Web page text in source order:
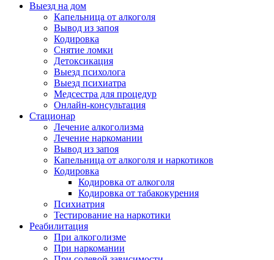
Выезд на дом
Капельница от алкоголя
Вывод из запоя
Кодировка
Снятие ломки
Детоксикация
Выезд психолога
Выезд психиатра
Медсестра для процедур
Онлайн-консультация
Стационар
Лечение алкоголизма
Лечение наркомании
Вывод из запоя
Капельница от алкоголя и наркотиков
Кодировка
Кодировка от алкоголя
Кодировка от табакокурения
Психиатрия
Тестирование на наркотики
Реабилитация
При алкоголизме
При наркомании